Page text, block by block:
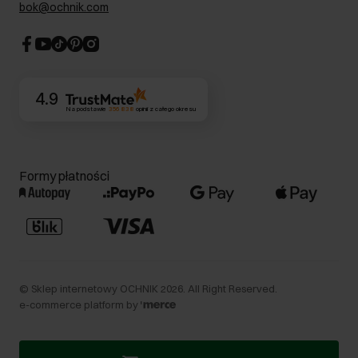
CSR
bok@ochnik.com
4.9
Na podstawie 356 838 opinii z całego okresu
Formy płatności
© Sklep internetowy OCHNIK 2026 . All Right Reserved.
e-commerce platform by